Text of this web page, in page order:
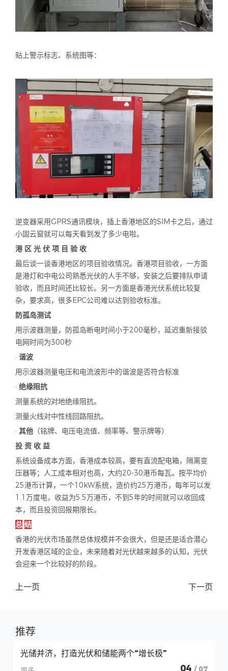
贴上警示标志、系统图等：
逆变器采用GPRS通讯模块，插上香港地区的SIM卡之后，通过
小固云窗就可以每天看到发了多少电啦。
港 区 光 伏 项 目 验 收
最后谈一谈香港地区的项目验收情况。香港项目验收，一方面
是港灯和中电公司熟悉光伏的人手不够，安装之后要排队申请
验收，而且时间还比较长。另一方面是香港光伏系统比较复
杂，要求高，很多EPC公司难以达到验收标准。
防孤岛测试
用示波器测量，防孤岛断电时间小于200毫秒，延迟重新接驳
电网时间为300秒
· 谐波
用示波器测量电压和电流波形中的谐波是否符合标准
· 绝缘阻抗
测量系统的对地绝缘阻抗。
测量火线对中性线回路阻抗。
· 其他 （铭牌、电压电流值、频率等、警示牌等）
投 资 收 益
系统设备成本方面，香港成本较高，要有直流配电箱，隔离变
压器等；人工成本相对也高，大约20-30港币每瓦。按平均价
25港币计算，一个10kW系统，造价约25万港币，每年可以发
1.1 万度电，收益为5.5万港币，不到5年的时间就可以收回成
本，而且投资回报期限长。
总 结
香港的光伏市场虽然总体规模并不会很大，但是还是适合潜心
开发香港区域的企业，未来随着对光伏越来越多的认知，光伏
会迎来一个比较好的阶段。
上一页 下一页
推荐
光储并济，打造光伏和储能两个“增长极”
04 / 07